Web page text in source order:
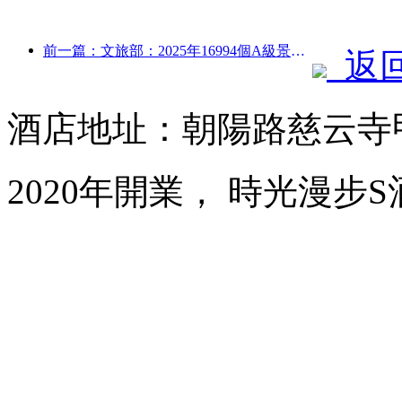
前一篇：文旅部：2025年16994個A級景區接待游客75.1億人次，旅游收入5544.9億
返
酒店地址：朝陽路慈云
2020年開業， 時光漫